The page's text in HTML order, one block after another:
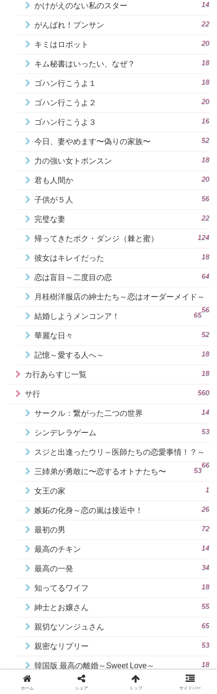
かけがえのない私のスター 14
がんばれ！プンサン 22
キミはロボット 20
キム秘書はいったい、なぜ？ 18
ゴハン行こうよ１ 18
ゴハン行こうよ２ 20
ゴハン行こうよ３ 16
今日、妻やめます〜偽りの家族〜 52
力の強い女トボンスン 18
君も人間か 20
子供が５人 56
完璧な妻 22
帰ってきたポク・ダンジ（棘と蜜） 124
彼女はキレイだった 18
恋は盲目～二度目の恋 64
月桂樹洋服店の紳士たち～恋はオーダーメイド～
56
結婚しようメンコンア！ 65
華麗な日々 52
記憶～愛する人へ～ 18
カ行あらすじ一覧 18
サ行 560
サークル：繋がった二つの世界 14
シンデレラゲーム 53
スジと出逢ったウリ～医師たちの恋愛事情！？～
66
三姉弟が勇敢に〜恋するオトナたち〜 53
女王の家 1
嫉妬の化身～恋の嵐は接近中！ 26
最初の男 72
最高のチキン 14
最高の一発 34
知ってるワイフ 18
紳士とお嬢さん 55
親切なソンジュさん 65
親密なリプリー 53
韓国版 最高の離婚～Sweet Love～ 18
１８アゲイン
ホーム シェア トップ サイドバー